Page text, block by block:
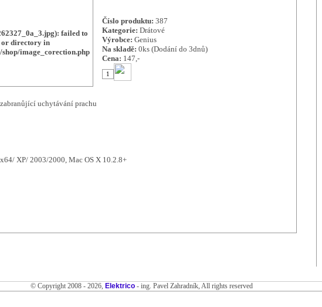
failed to
or directory in
image_corection.php
Číslo produktu: 387
Kategorie: Drátové
Výrobce: Genius
Na skladě: 0ks (Dodání do 3dnů)
Cena: 147,-
uchytávání prachu
XP/ 2003/2000, Mac OS X 10.2.8+
© Copyright 2008 - 2026, Elektrico- ing. Pavel Zahradník, All rights reserved